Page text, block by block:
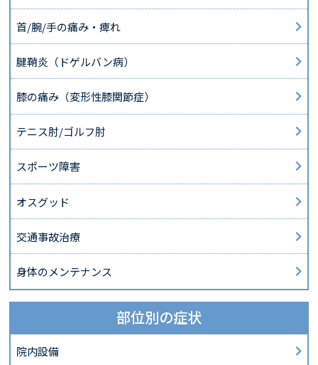
首/腕/手の痛み・痺れ
腱鞘炎（ドゲルバン病）
膝の痛み（変形性膝関節症）
テニス肘/ゴルフ肘
スポーツ障害
オスグッド
交通事故治療
身体のメンテナンス
部位別の症状
院内設備